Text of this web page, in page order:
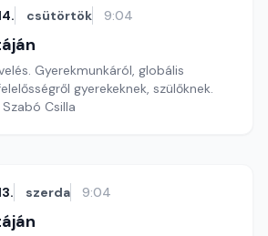
csütörtök 9:04
Gyerekmunkáról, globális
gyerekeknek, szülőknek.
Csilla
szerda 9:04